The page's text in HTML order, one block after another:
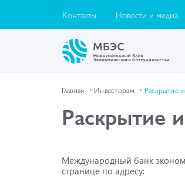
Контакты Новости и медиа
Главная Инвесторам Раскрытие
Раскрытие
Международный банк
странице по адресу: